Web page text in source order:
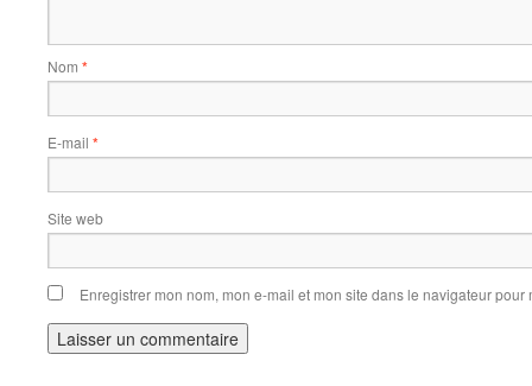
Nom *
E-mail *
Site web
Enregistrer mon nom, mon e-mail et mon site dans le navigateur